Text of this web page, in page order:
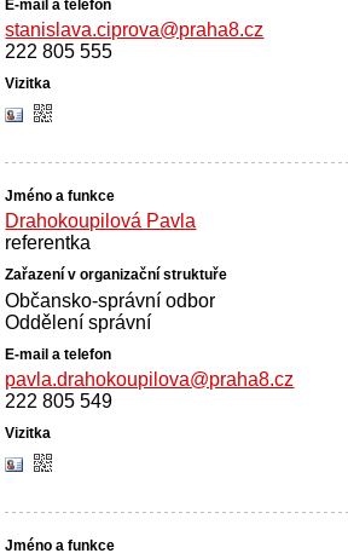
stanislava.ciprova@praha8.cz
222 805 555
Drahokoupilová Pavla
referentka
Občansko-správní odbor
Oddělení správní
pavla.drahokoupilova@praha8.cz
222 805 549